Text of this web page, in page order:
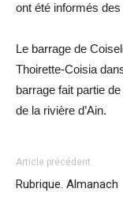
ont été informés
Le barrage de
Thoirette-Coisia
barrage fait partie
de la rivière d’Ain.
Article précédent
Rubrique. Almanach